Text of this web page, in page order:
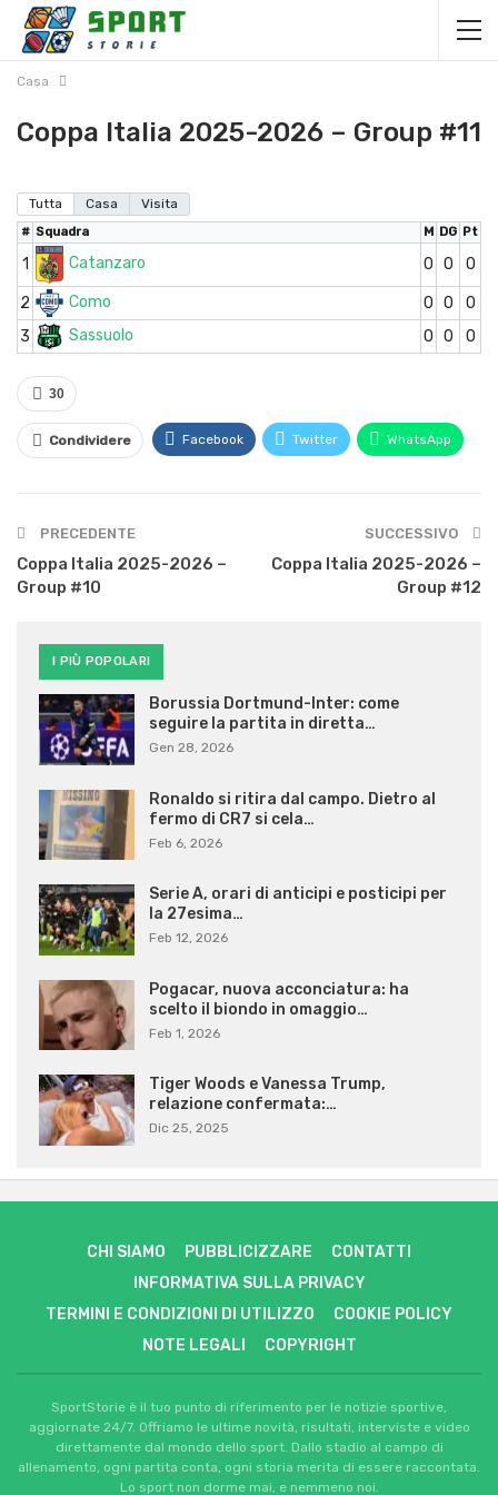
Casa
Coppa Italia 2025-2026 – Group #11
Tutta Casa Visita
# Squadra M DG Pt
1 Catanzaro 0 0 0
2 Como 0 0
0
3
Sassuolo 0 0 0
30
Condividere Facebook Twitter WhatsApp
PRECEDENTE
Coppa Italia 2025-2026 –
Group #10
SUCCESSIVO
Coppa Italia 2025-2026 –
Group #12
I PIÙ POPOLARI
Borussia Dortmund-Inter: come
seguire la partita in diretta…
Gen 28, 2026
Ronaldo si ritira dal campo. Dietro al
fermo di CR7 si cela…
Feb 6, 2026
Serie A, orari di anticipi e posticipi per
la 27esima…
Feb 12, 2026
Pogacar, nuova acconciatura: ha
scelto il biondo in omaggio…
Feb 1, 2026
Tiger Woods e Vanessa Trump,
relazione confermata:…
Dic 25, 2025
CHI SIAMO PUBBLICIZZARE
CONTATTI
INFORMATIVA SULLA PRIVACY
TERMINI E CONDIZIONI DI UTILIZZO
COOKIE POLICY
NOTE LEGALI
COPYRIGHT
SportStorie è il tuo punto di riferimento per le notizie sportive,
aggiornate 24/7. Offriamo le ultime novità, risultati, interviste e video
direttamente dal mondo dello sport. Dallo stadio al campo di
allenamento, ogni partita conta, ogni storia merita di essere raccontata.
Lo sport non dorme mai, e nemmeno noi.